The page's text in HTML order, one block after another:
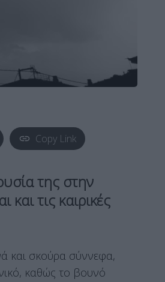
Copy Link
της στην
τις καιρικές
και σκούρα σύννεφα,
καθώς το βουνό